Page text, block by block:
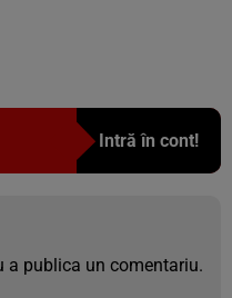
Intră în cont!
a publica un comentariu.